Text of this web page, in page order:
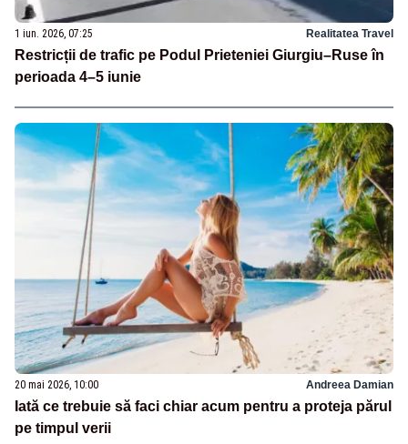
1 iun. 2026, 07:25 Realitatea Travel
Restricții de trafic pe Podul Prieteniei Giurgiu–Ruse în
perioada 4–5 iunie
20 mai 2026, 10:00 Andreea Damian
Iată ce trebuie să faci chiar acum pentru a proteja părul
pe timpul verii